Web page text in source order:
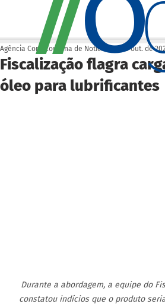
Fiscalização flagra
óleo para lubrificantes
Agência Cora Coralina de Notícias 29 de out. de
Durante a abordagem, a equipe do
constatou indícios que o produto